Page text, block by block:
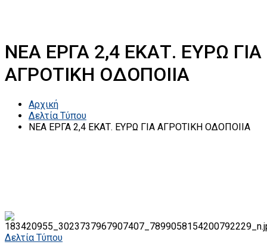
ΝΕΑ ΕΡΓΑ 2,4 ΕΚΑΤ. ΕΥΡΩ ΓΙΑ
ΑΓΡΟΤΙΚΗ ΟΔΟΠΟΙΙΑ
Αρχική
Δελτία Τύπου
ΝΕΑ ΕΡΓΑ 2,4 ΕΚΑΤ. ΕΥΡΩ ΓΙΑ ΑΓΡΟΤΙΚΗ ΟΔΟΠΟΙΙΑ
Δελτία Τύπου